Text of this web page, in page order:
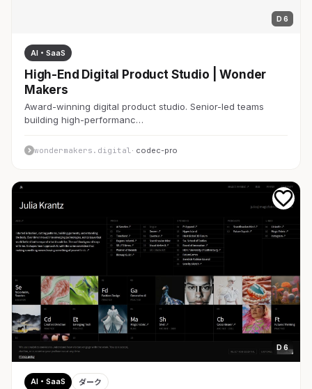
D 6
AI・SaaS
High-End Digital Product Studio | Wonder
Makers
Award-winning digital product studio. Senior-led teams
building high-performanc…
wondermakers.digital · codec-pro
D 6
AI・SaaS ダーク